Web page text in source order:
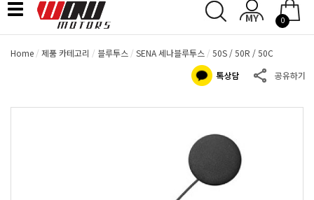
Toggle
navigation
0
Home 제품 카테고리 블루투스 SENA 세나블루투스 50S / 50R / 50C